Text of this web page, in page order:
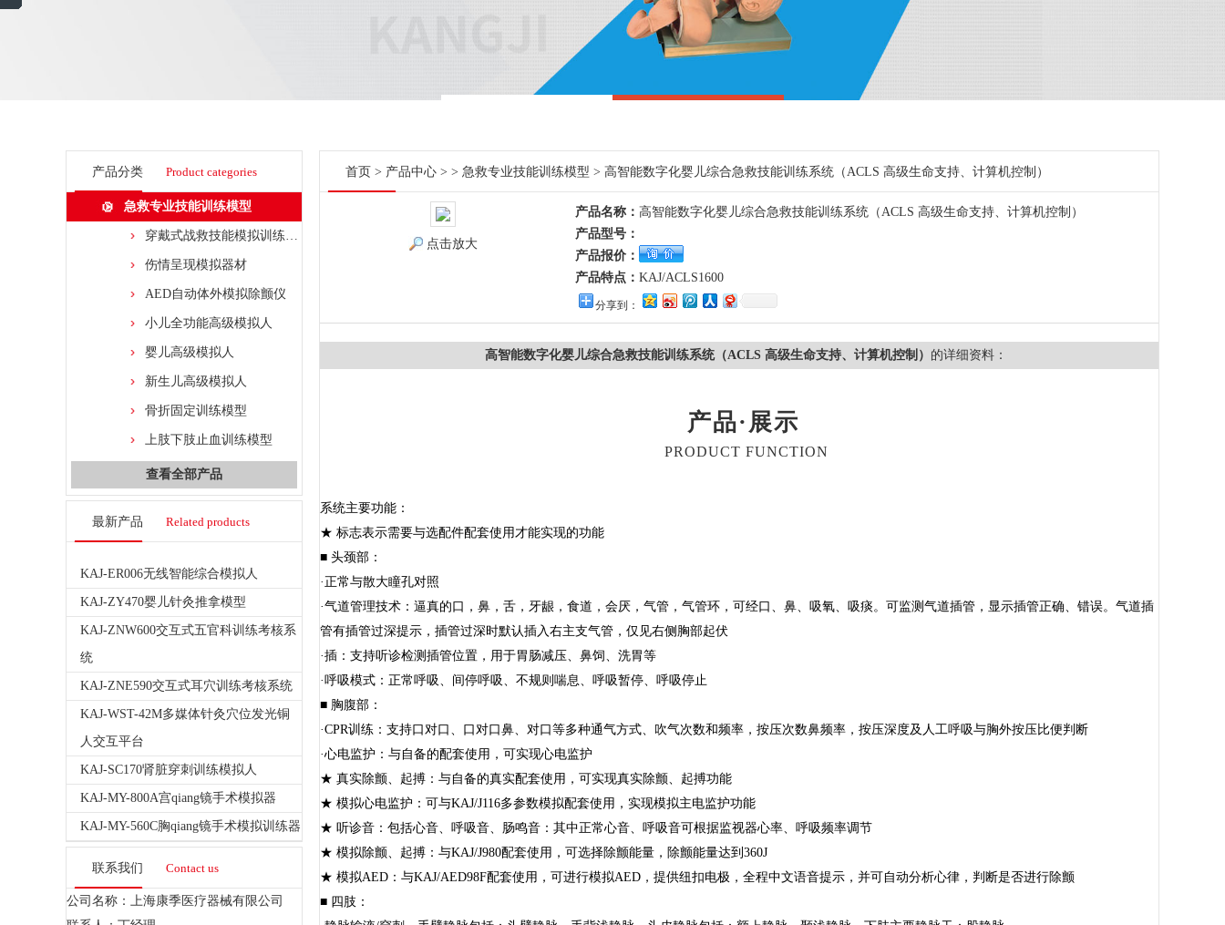
产品分类 Product categories
急救专业技能训练模型
穿戴式战救技能模拟训练组合模块
伤情呈现模拟器材
AED自动体外模拟除颤仪
小儿全功能高级模拟人
婴儿高级模拟人
新生儿高级模拟人
骨折固定训练模型
上肢下肢止血训练模型
查看全部产品
最新产品 Related products
KAJ-ER006无线智能综合模拟人
KAJ-ZY470婴儿针灸推拿模型
KAJ-ZNW600交互式五官科训练考核系
统
KAJ-ZNE590交互式耳穴训练考核系统
KAJ-WST-42M多媒体针灸穴位发光铜
人交互平台
KAJ-SC170肾脏穿刺训练模拟人
KAJ-MY-800A宫qiang镜手术模拟器
KAJ-MY-560C胸qiang镜手术模拟训练器
联系我们 Contact us
公司名称：上海康季医疗器械有限公司
首页 > 产品中心 > > 急救专业技能训练模型 > 高智能数字化婴儿综合急救技能训练系统（ACLS 高级生命支持、计算机控制）
点击放大
产品名称： 高智能数字化婴儿综合急救技能训练系统（ACLS 高级生命支持、计算机控制）
产品型号：
产品报价：
产品特点： KAJ/ACLS1600
分享到：
高智能数字化婴儿综合急救技能训练系统（ACLS 高级生命支持、计算机控制） 的详细资料：
产品·展示
PRODUCT FUNCTION
系统主要功能：
★ 标志表示需要与选配件配套使用才能实现的功能
■ 头颈部：
·正常与散大瞳孔对照
·气道管理技术：逼真的口，鼻，舌，牙龈，食道，会厌，气管，气管环，可经口、鼻、吸氧、吸痰。可监测气道插管，显示插管正确、错误。气道插
管有插管过深提示，插管过深时默认插入右主支气管，仅见右侧胸部起伏
·插：支持听诊检测插管位置，用于胃肠减压、鼻饲、洗胃等
·呼吸模式：正常呼吸、间停呼吸、不规则喘息、呼吸暂停、呼吸停止
■ 胸腹部：
·CPR训练：支持口对口、口对口鼻、对口等多种通气方式、吹气次数和频率，按压次数鼻频率，按压深度及人工呼吸与胸外按压比便判断
·心电监护：与自备的配套使用，可实现心电监护
★ 真实除颤、起搏：与自备的真实配套使用，可实现真实除颤、起搏功能
★ 模拟心电监护：可与KAJ/J116多参数模拟配套使用，实现模拟主电监护功能
★ 听诊音：包括心音、呼吸音、肠鸣音：其中正常心音、呼吸音可根据监视器心率、呼吸频率调节
★ 模拟除颤、起搏：与KAJ/J980配套使用，可选择除颤能量，除颤能量达到360J
★ 模拟AED：与KAJ/AED98F配套使用，可进行模拟AED，提供纽扣电极，全程中文语音提示，并可自动分析心律，判断是否进行除颤
■ 四肢：